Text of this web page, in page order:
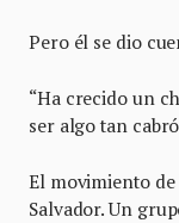
Pero él se dio
“Ha crecido un
ser algo tan
El movimiento
Salvador. Un